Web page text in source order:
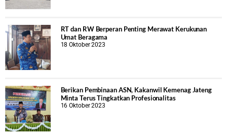
RT dan RW Berperan Penting Merawat Kerukunan
Umat Beragama
18 Oktober 2023
Berikan Pembinaan ASN, Kakanwil Kemenag Jateng
Minta Terus Tingkatkan Profesionalitas
16 Oktober 2023